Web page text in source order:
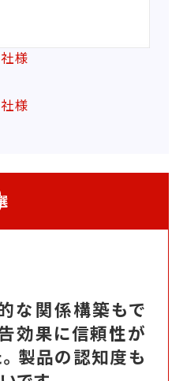
様
様
な関係構築もで
効果に信頼性が
製品の認知度も